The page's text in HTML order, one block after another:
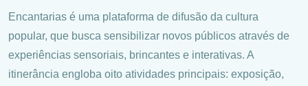
Encantarias é uma plataforma de difusão da cultura
popular, que busca sensibilizar novos públicos através de
experiências sensoriais, brincantes e interativas. A
itinerância engloba oito atividades principais: exposição,